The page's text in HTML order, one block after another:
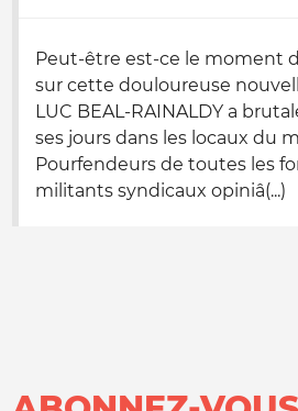
Peut-être est-ce le moment
sur cette douloureuse
LUC BEAL-RAINALDY a
ses jours dans les locaux du
Pourfendeurs de toutes les
militants syndicaux opiniâ(...)